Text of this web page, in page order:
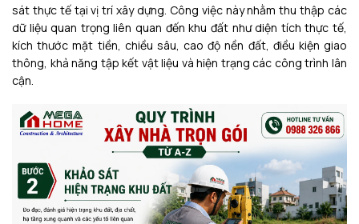
sát thực tế tại vị trí xây dựng. Công việc này nhằm thu thập các
dữ liệu quan trọng liên quan đến khu đất như diện tích thực tế,
kích thước mặt tiền, chiều sâu, cao độ nền đất, điều kiện giao
thông, khả năng tập kết vật liệu và hiện trạng các công trình lân
cận.